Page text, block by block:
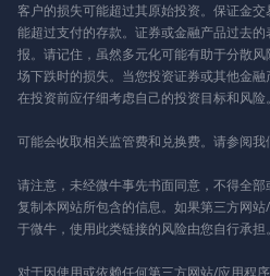
客户的损失可能超过其原始投资。保证金
能超过支付的存款。证券或金融产品过去
报。请记住，虽然多元化可能有助于分散
场下跌时的损失。当您投资证券或其他金
在投资前应仔细考虑自己的投资目标和风险。
可能会收取相关监管费和兑换费。请参阅我
请注意，未经微牛事先书面同意，不得全
复制本网站所包含的信息。如果第三方网
于微牛，使用此类链接的风险由您自行承担。
对于因使用或依赖任何第三方网站/应用程